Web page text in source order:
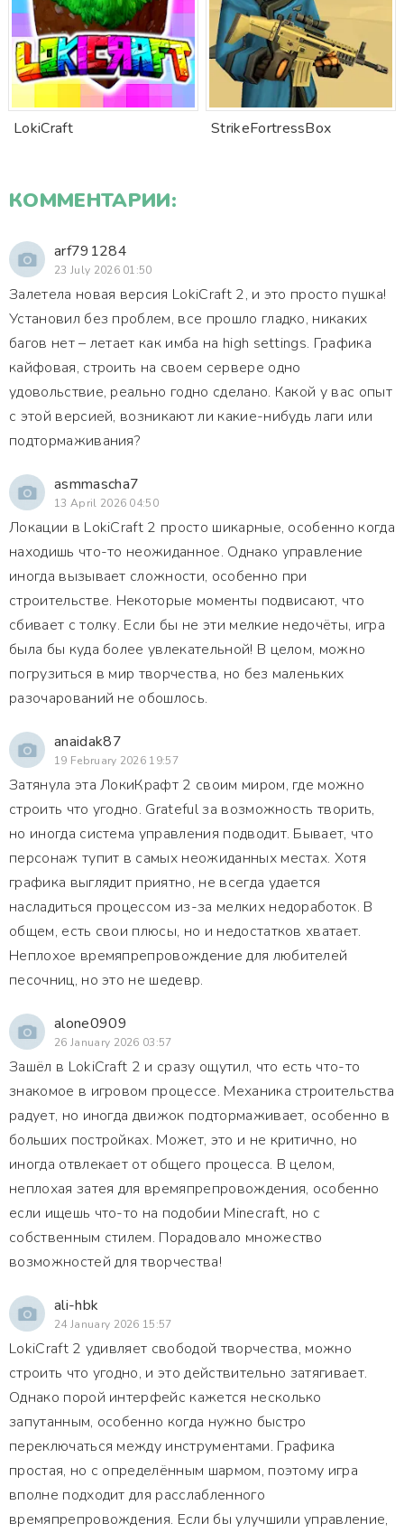
LokiCraft StrikeFortressBox
КОММЕНТАРИИ:
arf791284
23 July 2026 01:50
Залетела новая версия LokiCraft 2, и это просто пушка!
Установил без проблем, все прошло гладко, никаких
багов нет – летает как имба на high settings. Графика
кайфовая, строить на своем сервере одно
удовольствие, реально годно сделано. Какой у вас опыт
с этой версией, возникают ли какие-нибудь лаги или
подтормаживания?
asmmascha7
13 April 2026 04:50
Локации в LokiCraft 2 просто шикарные, особенно когда
находишь что-то неожиданное. Однако управление
иногда вызывает сложности, особенно при
строительстве. Некоторые моменты подвисают, что
сбивает с толку. Если бы не эти мелкие недочёты, игра
была бы куда более увлекательной! В целом, можно
погрузиться в мир творчества, но без маленьких
разочарований не обошлось.
anaidak87
19 February 2026 19:57
Затянула эта ЛокиКрафт 2 своим миром, где можно
строить что угодно. Grateful за возможность творить,
но иногда система управления подводит. Бывает, что
персонаж тупит в самых неожиданных местах. Хотя
графика выглядит приятно, не всегда удается
насладиться процессом из-за мелких недоработок. В
общем, есть свои плюсы, но и недостатков хватает.
Неплохое времяпрепровождение для любителей
песочниц, но это не шедевр.
alone0909
26 January 2026 03:57
Зашёл в LokiCraft 2 и сразу ощутил, что есть что-то
знакомое в игровом процессе. Механика строительства
радует, но иногда движок подтормаживает, особенно в
больших постройках. Может, это и не критично, но
иногда отвлекает от общего процесса. В целом,
неплохая затея для времяпрепровождения, особенно
если ищешь что-то на подобии Minecraft, но с
собственным стилем. Порадовало множество
возможностей для творчества!
ali-hbk
24 January 2026 15:57
LokiCraft 2 удивляет свободой творчества, можно
строить что угодно, и это действительно затягивает.
Однако порой интерфейс кажется несколько
запутанным, особенно когда нужно быстро
переключаться между инструментами. Графика
простая, но с определённым шармом, поэтому игра
вполне подходит для расслабленного
времяпрепровождения. Если бы улучшили управление,